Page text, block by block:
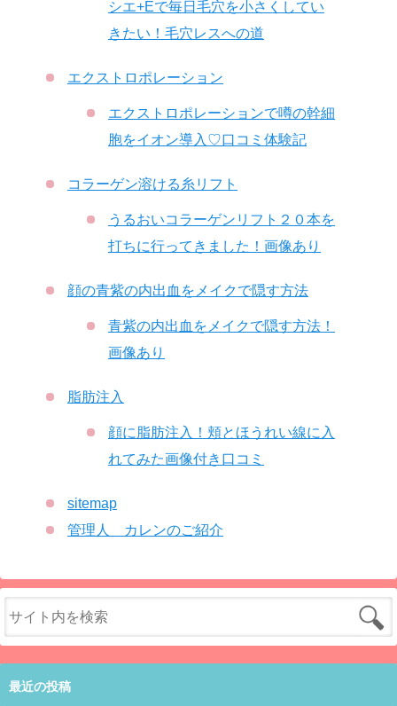
シエ+Eで毎日毛穴を小さくしてい
きたい！毛穴レスへの道
エクストロポレーション
エクストロポレーションで噂の幹細
胞をイオン導入♡口コミ体験記
コラーゲン溶ける糸リフト
うるおいコラーゲンリフト２０本を
打ちに行ってきました！画像あり
顔の青紫の内出血をメイクで隠す方法
青紫の内出血をメイクで隠す方法！
画像あり
脂肪注入
顔に脂肪注入！頬とほうれい線に入
れてみた画像付き口コミ
sitemap
管理人 カレンのご紹介
最近の投稿